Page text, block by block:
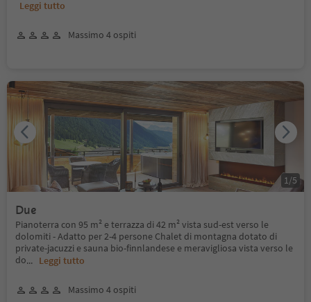
Leggi tutto
Massimo 4 ospiti
Due
Pianoterra con 95 m² e terrazza di 42 m² vista sud-est verso le
dolomiti - Adatto per 2-4 persone Chalet di montagna dotato di
private-jacuzzi e sauna bio-finnlandese e meravigliosa vista verso le
do... Leggi tutto
Massimo 4 ospiti
1/5